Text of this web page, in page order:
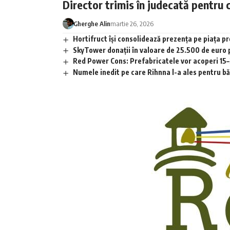
Director trimis în judecată pentru
Gherghe Alinmartie 26, 2026
Hortifruct își consolidează prezența pe piața
SkyTower donații în valoare de 25.500 de euro
Red Power Cons: Prefabricatele vor acoperi
Numele inedit pe care Rihnna l-a ales pentru